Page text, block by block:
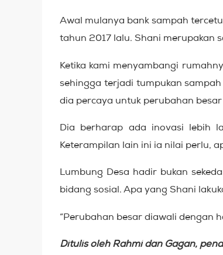
Awal mulanya bank sampah
tahun 2017 lalu. Shani merupakan
Ketika kami menyambangi
sehingga terjadi tumpukan
dia percaya untuk perubahan
Dia berharap ada inovasi lebih
Keterampilan lain ini ia nilai perlu,
Lumbung Desa hadir bukan
bidang sosial. Apa yang Shani
“Perubahan besar diawali dengan
Ditulis oleh Rahmi dan Gagan,